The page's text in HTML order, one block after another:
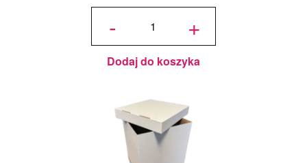
-
ilość
olejowy
Food
Zielony
Butelkowy
+
Dodaj do koszyka